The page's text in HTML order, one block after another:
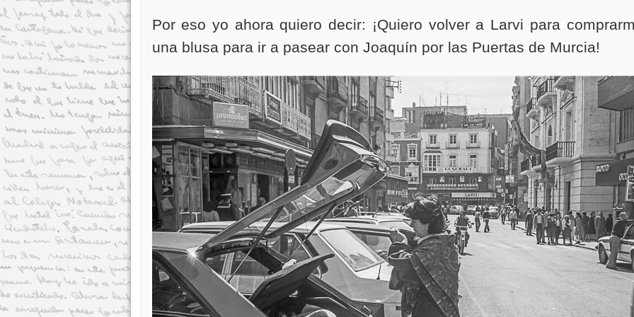
Por eso yo ahora quiero decir: ¡Quiero volver a Larvi para
una blusa para ir a pasear con Joaquín por las Puertas de Murcia!